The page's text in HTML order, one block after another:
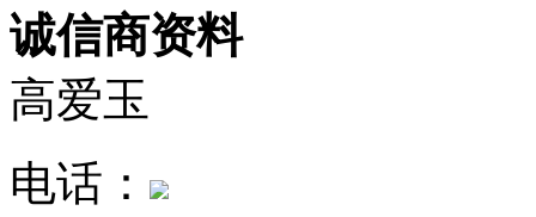
诚信商资料
高爱玉
电话：